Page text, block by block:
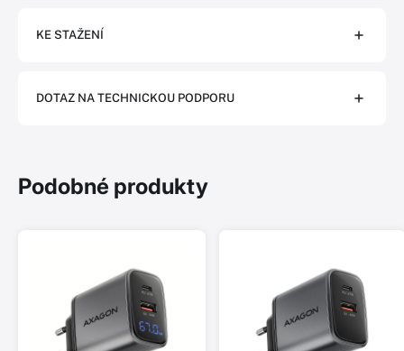
KE STAŽENÍ
DOTAZ NA TECHNICKOU PODPORU
Podobné produkty